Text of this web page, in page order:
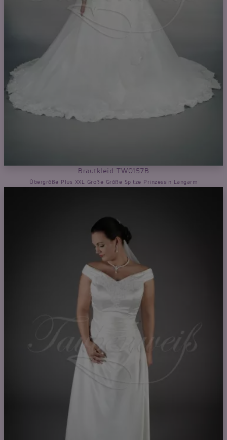
Brautkleid TW0157B
Übergröße Plus XXL Große Größe Spitze Prinzessin Langarm